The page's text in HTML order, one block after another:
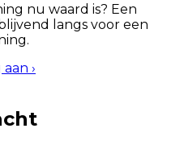
nu waard is? Een
langs voor een
aan ›